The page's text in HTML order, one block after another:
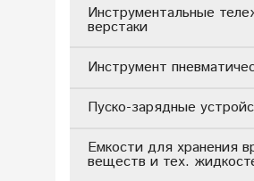
Инструментальные
верстаки
Инструмент
Пуско-зарядные
Емкости для хранения
веществ и тех.